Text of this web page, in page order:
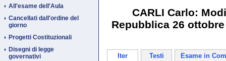
All'esame dell'Aula
Cancellati dall'ordine del
giorno
Progetti Costituzionali
Disegni di legge
governativi
CARLI Carlo:
Repubblica 26
Iter Testi Esame in